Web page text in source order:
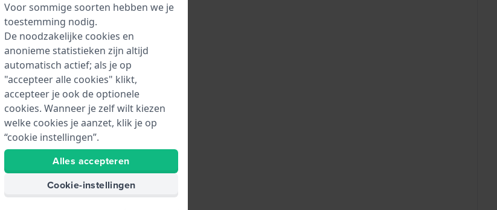
Voor sommige soorten hebben we je
toestemming nodig.
De noodzakelijke cookies en
anonieme statistieken zijn altijd
automatisch actief; als je op
"accepteer alle cookies" klikt,
accepteer je ook de optionele
cookies. Wanneer je zelf wilt kiezen
welke cookies je aanzet, klik je op
“cookie instellingen”.
Alles accepteren
Cookie-instellingen